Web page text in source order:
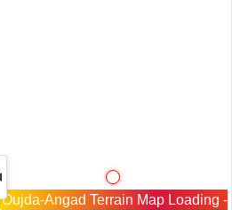
Oujda-Angad Terrain Map Loading -